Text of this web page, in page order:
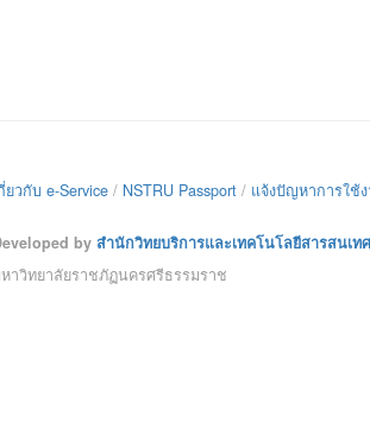
ยวกับ e-Service / NSTRU Passport / แจ้งปัญหาการใช้
by สำนักวิทยบริการและเทคโนโลยีสารสนเทศ
าวิทยาลัยราชภัฏนครศรีธรรมราช